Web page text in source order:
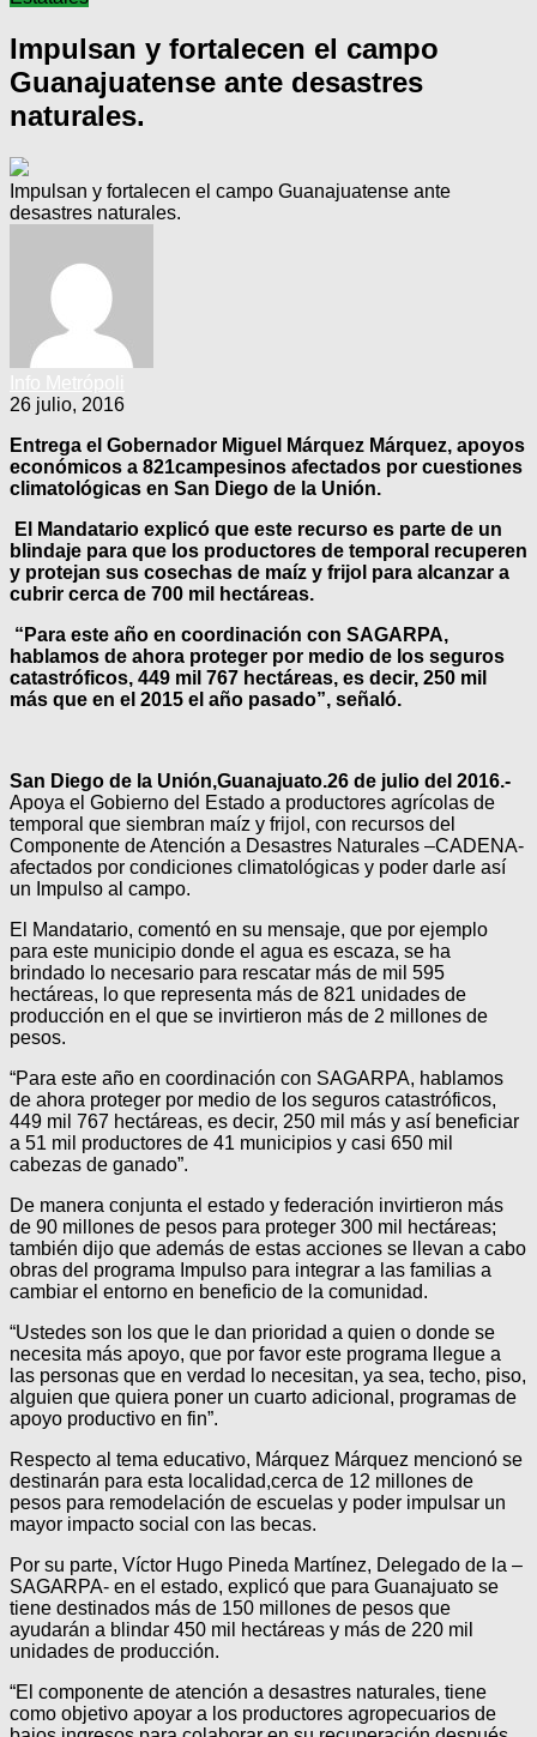
Impulsan y fortalecen el campo
Guanajuatense ante desastres
naturales.
Impulsan y fortalecen el campo Guanajuatense ante
desastres naturales.
26 julio, 2016
Entrega el Gobernador Miguel Márquez Márquez, apoyos
económicos a 821campesinos afectados por cuestiones
climatológicas en San Diego de la Unión.
El Mandatario explicó que este recurso es parte de un
blindaje para que los productores de temporal recuperen
y protejan sus cosechas de maíz y frijol para alcanzar a
cubrir cerca de 700 mil hectáreas.
“Para este año en coordinación con SAGARPA,
hablamos de ahora proteger por medio de los seguros
catastróficos, 449 mil 767 hectáreas, es decir, 250 mil
más que en el 2015 el año pasado”, señaló.
San Diego de la Unión,Guanajuato.26 de julio del 2016.-
Apoya el Gobierno del Estado a productores agrícolas de
temporal que siembran maíz y frijol, con recursos del
Componente de Atención a Desastres Naturales –CADENA-
afectados por condiciones climatológicas y poder darle así
un Impulso al campo.
El Mandatario, comentó en su mensaje, que por ejemplo
para este municipio donde el agua es escaza, se ha
brindado lo necesario para rescatar más de mil 595
hectáreas, lo que representa más de 821 unidades de
producción en el que se invirtieron más de 2 millones de
pesos.
“Para este año en coordinación con SAGARPA, hablamos
de ahora proteger por medio de los seguros catastróficos,
449 mil 767 hectáreas, es decir, 250 mil más y así beneficiar
a 51 mil productores de 41 municipios y casi 650 mil
cabezas de ganado”.
De manera conjunta el estado y federación invirtieron más
de 90 millones de pesos para proteger 300 mil hectáreas;
también dijo que además de estas acciones se llevan a cabo
obras del programa Impulso para integrar a las familias a
cambiar el entorno en beneficio de la comunidad.
“Ustedes son los que le dan prioridad a quien o donde se
necesita más apoyo, que por favor este programa llegue a
las personas que en verdad lo necesitan, ya sea, techo, piso,
alguien que quiera poner un cuarto adicional, programas de
apoyo productivo en fin”.
Respecto al tema educativo, Márquez Márquez mencionó se
destinarán para esta localidad,cerca de 12 millones de
pesos para remodelación de escuelas y poder impulsar un
mayor impacto social con las becas.
Por su parte, Víctor Hugo Pineda Martínez, Delegado de la –
SAGARPA- en el estado, explicó que para Guanajuato se
tiene destinados más de 150 millones de pesos que
ayudarán a blindar 450 mil hectáreas y más de 220 mil
unidades de producción.
“El componente de atención a desastres naturales, tiene
como objetivo apoyar a los productores agropecuarios de